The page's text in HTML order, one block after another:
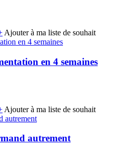
Ajouter à ma liste de souhait
en 4 semaines
Ajouter à ma liste de souhait
autrement